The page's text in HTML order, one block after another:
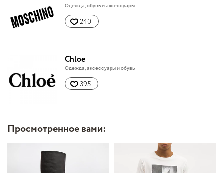
Одежда, обувь и аксессуары
240
Chloe
Одежда, аксессуары и обувь
395
Просмотренное вами: